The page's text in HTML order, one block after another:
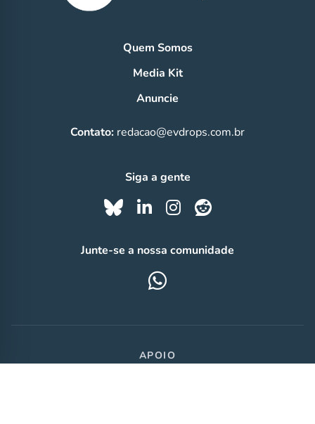
Quem Somos
Media Kit
Anuncie
Contato: redacao@evdrops.com.br
Siga a gente
Junte-se a nossa comunidade
APOIO